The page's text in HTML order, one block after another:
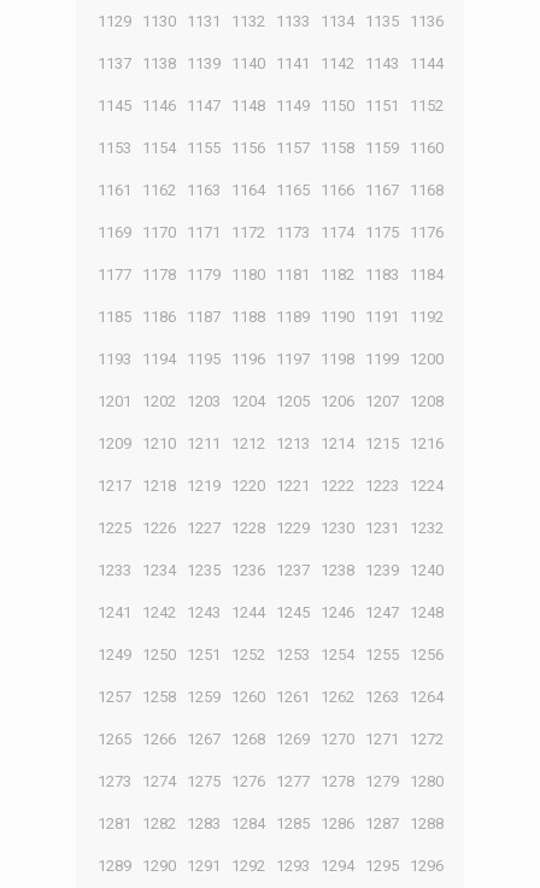
1129 1130 1131 1132 1133 1134 1135 1136
1137 1138 1139 1140 1141 1142 1143 1144
1145 1146 1147 1148 1149 1150 1151 1152
1153 1154 1155 1156 1157 1158 1159 1160
1161 1162 1163 1164 1165 1166 1167 1168
1169 1170 1171 1172 1173 1174 1175 1176
1177 1178 1179 1180 1181 1182 1183 1184
1185 1186 1187 1188 1189 1190 1191 1192
1193 1194 1195 1196 1197 1198 1199 1200
1201 1202 1203 1204 1205 1206 1207 1208
1209 1210 1211 1212 1213 1214 1215 1216
1217 1218 1219 1220 1221 1222 1223 1224
1225 1226 1227 1228 1229 1230 1231 1232
1233 1234 1235 1236 1237 1238 1239 1240
1241 1242 1243 1244 1245 1246 1247 1248
1249 1250 1251 1252 1253 1254 1255 1256
1257 1258 1259 1260 1261 1262 1263 1264
1265 1266 1267 1268 1269 1270 1271 1272
1273 1274 1275 1276 1277 1278 1279 1280
1281 1282 1283 1284 1285 1286 1287 1288
1289 1290 1291 1292 1293 1294 1295 1296